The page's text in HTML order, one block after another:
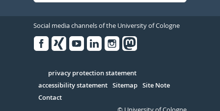
Social media channels of the University of Cologne
Serivce
privacy protection statement
accessibility statement Sitemap Site Note
Contact